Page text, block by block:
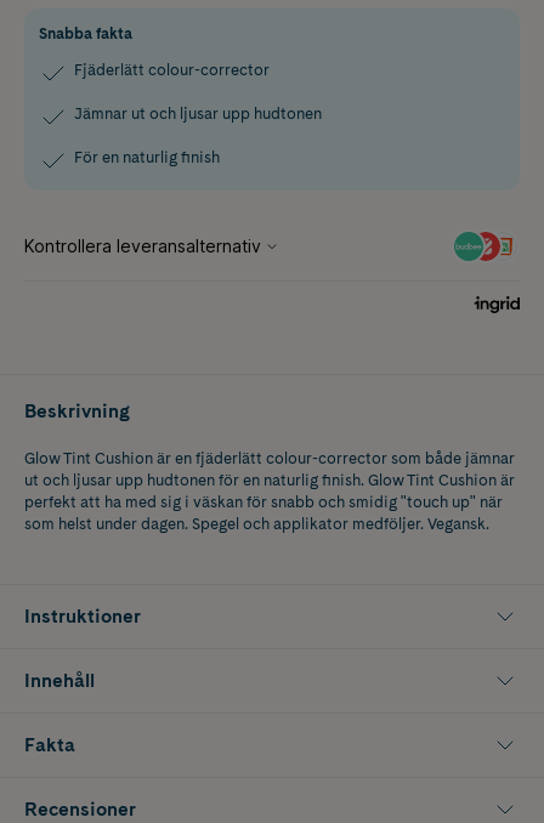
Snabba fakta
Fjäderlätt colour-corrector
Jämnar ut och ljusar upp hudtonen
För en naturlig finish
Beskrivning
Glow Tint Cushion är en fjäderlätt colour-corrector som både jämnar
ut och ljusar upp hudtonen för en naturlig finish. Glow Tint Cushion är
perfekt att ha med sig i väskan för snabb och smidig "touch up" när
som helst under dagen. Spegel och applikator medföljer. Vegansk.
Instruktioner
Innehåll
Fakta
Recensioner